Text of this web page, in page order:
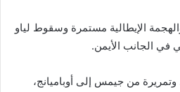
والهجمة الإيطالية مستمرة وسقوط لياو
الجانب الأيمن.
وتمريرة من جيمس إلى أوباميانج،